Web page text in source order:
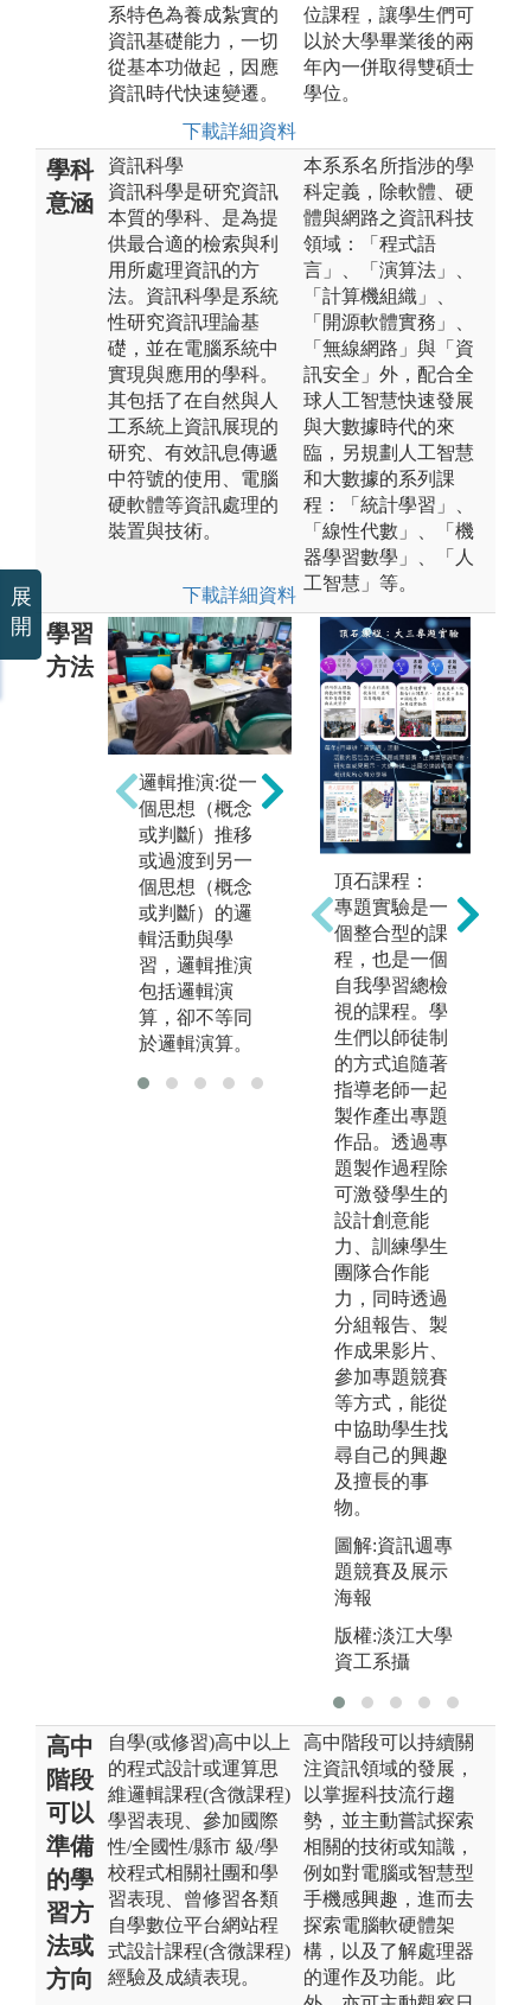
系特色為養成紮實的
資訊基礎能力，一切
從基本功做起，因應
資訊時代快速變遷。
下載詳細資料
位課程，讓學生們可
以於大學畢業後的兩
年內一併取得雙碩士
學位。
學科
意涵
資訊科學
資訊科學是研究資訊
本質的學科、是為提
供最合適的檢索與利
用所處理資訊的方
法。資訊科學是系統
性研究資訊理論基
礎，並在電腦系統中
實現與應用的學科。
其包括了在自然與人
工系統上資訊展現的
研究、有效訊息傳遞
中符號的使用、電腦
硬軟體等資訊處理的
裝置與技術。
下載詳細資料
本系系名所指涉的學
科定義，除軟體、硬
體與網路之資訊科技
領域：「程式語
言」、「演算法」、
「計算機組織」、
「開源軟體實務」、
「無線網路」與「資
訊安全」外，配合全
球人工智慧快速發展
與大數據時代的來
臨，另規劃人工智慧
和大數據的系列課
程：「統計學習」、
「線性代數」、「機
器學習數學」、「人
工智慧」等。
學習
方法
邏輯推演:從一
個思想（概念
或判斷）推移
或過渡到另一
個思想（概念
或判斷）的邏
輯活動與學
習，邏輯推演
包括邏輯演
算，卻不等同
於邏輯演算。
團隊學習:是指
一個單位的集
體性學習，學
生之間的互相
學習、互相交
流、互相啟
發、共同進
步。
頂石課程：
專題實驗是一
個整合型的課
程，也是一個
自我學習總檢
視的課程。學
生們以師徒制
的方式追隨著
指導老師一起
製作產出專題
作品。透過專
題製作過程除
可激發學生的
設計創意能
力、訓練學生
團隊合作能
力，同時透過
分組報告、製
作成果影片、
參加專題競賽
等方式，能從
中協助學生找
尋自己的興趣
及擅長的事
物。
圖解:資訊週專
題競賽及展示
海報
版權:淡江大學
資工系攝
高中
階段
可以
準備
的學
習方
法或
方向
自學(或修習)高中以上
的程式設計或運算思
維邏輯課程(含微課程)
學習表現、參加國際
性/全國性/縣市 級/學
校程式相關社團和學
習表現、曾修習各類
自學數位平台網站程
式設計課程(含微課程)
經驗及成績表現。
高中階段可以持續關
注資訊領域的發展，
以掌握科技流行趨
勢，並主動嘗試探索
相關的技術或知識，
例如對電腦或智慧型
手機感興趣，進而去
探索電腦軟硬體架
構，以及了解處理器
的運作及功能。此
展
開